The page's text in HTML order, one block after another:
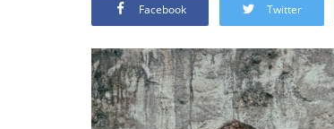
Facebook Twitter